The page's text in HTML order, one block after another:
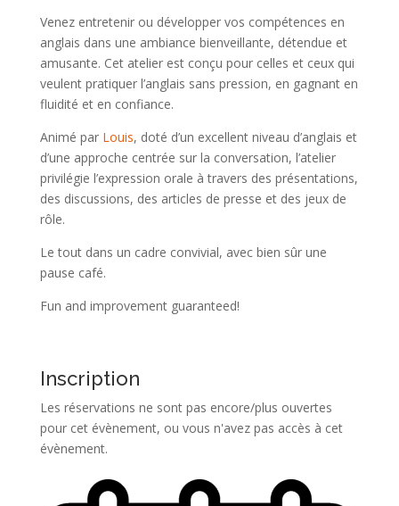
Venez entretenir ou développer vos compétences en
anglais dans une ambiance bienveillante, détendue et
amusante. Cet atelier est conçu pour celles et ceux qui
veulent pratiquer l’anglais sans pression, en gagnant en
fluidité et en confiance.
Animé par Louis, doté d’un excellent niveau d’anglais et
d’une approche centrée sur la conversation, l’atelier
privilégie l’expression orale à travers des présentations,
des discussions, des articles de presse et des jeux de
rôle.
Le tout dans un cadre convivial, avec bien sûr une
pause café.
Fun and improvement guaranteed!
Inscription
Les réservations ne sont pas encore/plus ouvertes
pour cet évènement, ou vous n'avez pas accès à cet
évènement.